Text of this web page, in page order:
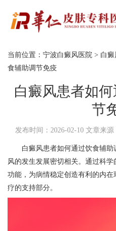
当前位置： 宁波白癜风医院 > 白癜
食辅助调节免疫
白癜风患者如
节
发布时间：2026-02-10 文章来源
白癜风患者如何通过饮食辅助
风的发生发展密切相关。通过科
功能，为病情稳定创造有利的内
疗的支持部分。